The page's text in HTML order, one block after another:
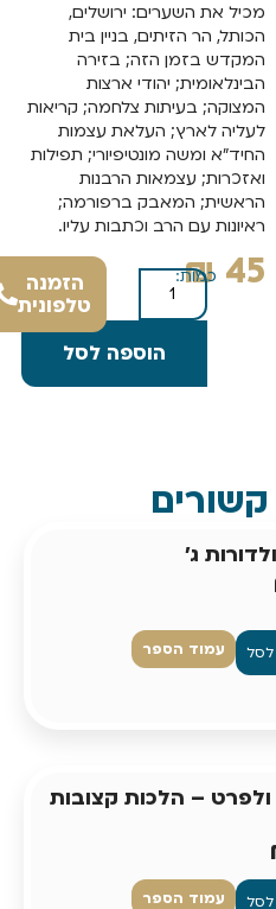
מכיל את השערים: ירושלים,
הכותל, הר הזיתים, בניין בית
המקדש בזמן הזה; בזירה
הבינלאומית; יהודי ארצות
המצוקה; בעיתות צלחמה; קריאות
לעליה לארץ; העלאת עצמות
החיד"א ומשה מונטיפיורי; תפילות
ואזכרות; עצמאות הרבנות
הראשית; המאבק ברפורמה;
ראיונות עם הרב וכתבות עליו.
₪45כמות:
הוספה לסל
הזמנה
טלפונית
ג'
לסל עמוד הספר
– הלכות קצובות
לסל עמוד הספר